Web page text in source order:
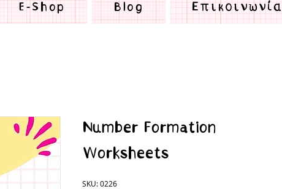
E-Shop Blog Επικοινωνία
Number Formation
Worksheets
SKU: 0226